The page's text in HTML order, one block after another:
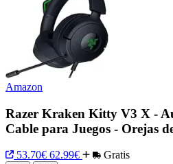
Amazon
Razer Kraken Kitty V3 X -
Cable para Juegos - Orejas
53.70€ 62.99€ Gratis